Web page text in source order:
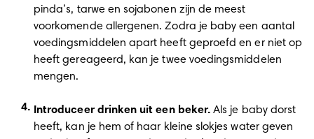
pinda’s, tarwe en sojabonen zijn de meest
voorkomende allergenen. Zodra je baby een aantal
voedingsmiddelen apart heeft geproefd en er niet op
heeft gereageerd, kan je twee voedingsmiddelen
mengen.
Introduceer drinken uit een beker. Als je baby dorst
heeft, kan je hem of haar kleine slokjes water geven